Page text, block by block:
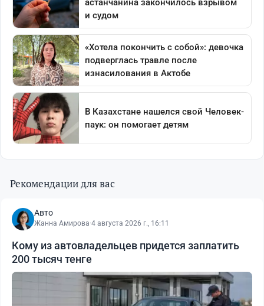
Рекомендации для вас
Авто
Жанна Амирова·4 августа 2026 г., 16:11
Кому из автовладельцев придется заплатить
200 тысяч тенге